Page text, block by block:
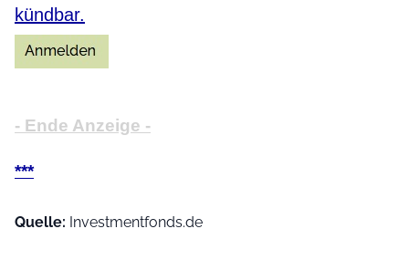
kündbar.
- Ende Anzeige -
***
Quelle: Investmentfonds.de